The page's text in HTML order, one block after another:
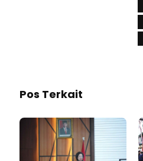
Pos Terkait